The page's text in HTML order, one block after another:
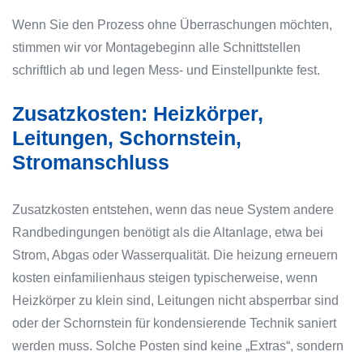
Wenn Sie den Prozess ohne Überraschungen möchten,
stimmen wir vor Montagebeginn alle Schnittstellen
schriftlich ab und legen Mess- und Einstellpunkte fest.
Zusatzkosten: Heizkörper,
Leitungen, Schornstein,
Stromanschluss
Zusatzkosten entstehen, wenn das neue System andere
Randbedingungen benötigt als die Altanlage, etwa bei
Strom, Abgas oder Wasserqualität. Die heizung erneuern
kosten einfamilienhaus steigen typischerweise, wenn
Heizkörper zu klein sind, Leitungen nicht absperrbar sind
oder der Schornstein für kondensierende Technik saniert
werden muss. Solche Posten sind keine „Extras“, sondern